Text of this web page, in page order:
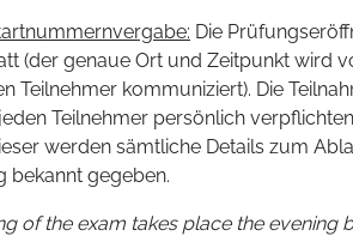
Die
(der genaue Ort und Zeitpunkt wird
Teilnehmer kommuniziert). Die
Teilnehmer persönlich
werden sämtliche Details zum
bekannt gegeben.
of the exam takes place the evening